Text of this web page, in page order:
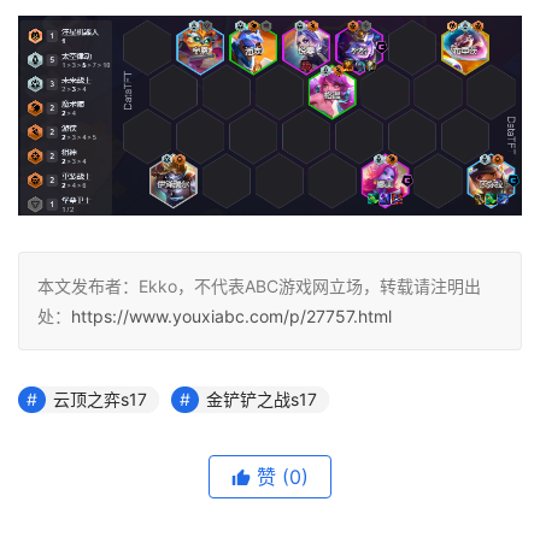
本文发布者：Ekko，不代表ABC游戏网立场，转载请注明出
处： https://www.youxiabc.com/p/27757.html
云顶之弈s17 金铲铲之战s17
赞 (0)